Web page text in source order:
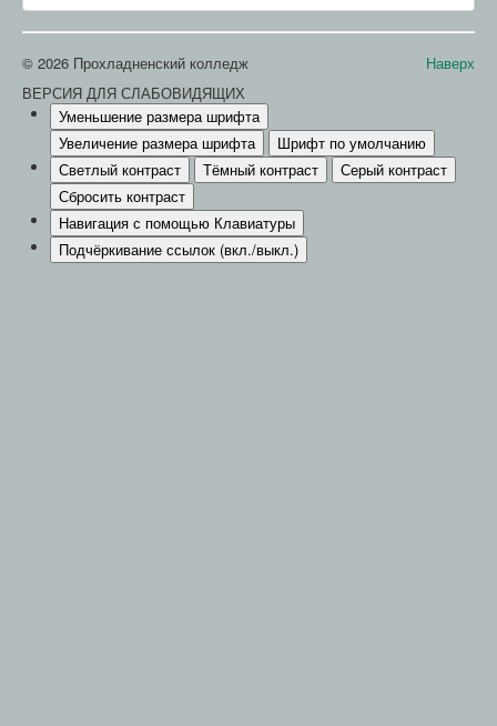
Наверх
© 2026 Прохладненский колледж
ВЕРСИЯ ДЛЯ СЛАБОВИДЯЩИХ
Уменьшение размера шрифта
Увеличение размера шрифта
Шрифт по умолчанию
Светлый контраст
Тёмный контраст
Серый контраст
Сбросить контраст
Навигация с помощью Клавиатуры
Подчёркивание ссылок (вкл./выкл.)